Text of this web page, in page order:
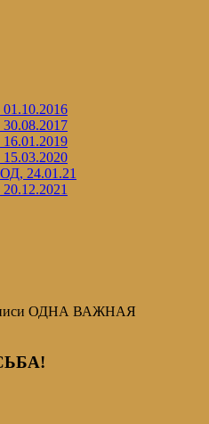
01.10.2016
30.08.2017
16.01.2019
15.03.2020
24.01.21
ОДНА ВАЖНАЯ